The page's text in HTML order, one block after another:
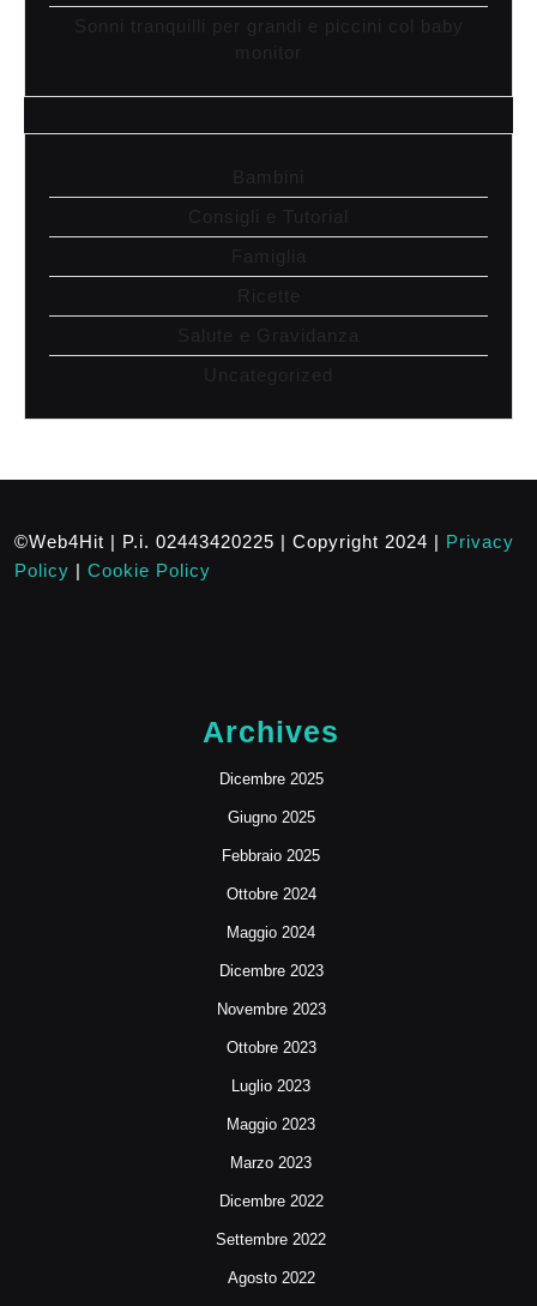
Sonni tranquilli per grandi e piccini col baby
monitor
Bambini
Consigli e Tutorial
Famiglia
Ricette
Salute e Gravidanza
Uncategorized
©Web4Hit | P.i. 02443420225 | Copyright 2024 | Privacy
Policy | Cookie Policy
Archives
Dicembre 2025
Giugno 2025
Febbraio 2025
Ottobre 2024
Maggio 2024
Dicembre 2023
Novembre 2023
Ottobre 2023
Luglio 2023
Maggio 2023
Marzo 2023
Dicembre 2022
Settembre 2022
Agosto 2022